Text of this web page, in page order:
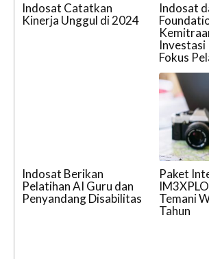
Indosat Catatkan
Kinerja Unggul di 2024
Indosat
Investasi
Fokus
Indosat Berikan
Pelatihan AI Guru dan
Penyandang Disabilitas
Paket
Temani
Tahun